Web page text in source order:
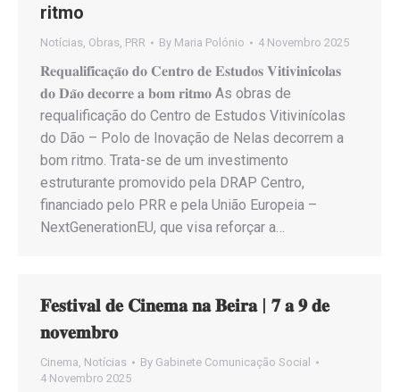
ritmo
Notícias, Obras, PRR By Maria Polónio 4 Novembro 2025
𝐑𝐞𝐪𝐮𝐚𝐥𝐢𝐟𝐢𝐜𝐚𝐜̧𝐚̃𝐨 𝐝𝐨 𝐂𝐞𝐧𝐭𝐫𝐨 𝐝𝐞 𝐄𝐬𝐭𝐮𝐝𝐨𝐬 𝐕𝐢𝐭𝐢𝐯𝐢𝐧𝐢́𝐜𝐨𝐥𝐚𝐬
𝐝𝐨 𝐃𝐚̃𝐨 𝐝𝐞𝐜𝐨𝐫𝐫𝐞 𝐚 𝐛𝐨𝐦 𝐫𝐢𝐭𝐦𝐨 As obras de
requalificação do Centro de Estudos Vitivinícolas
do Dão – Polo de Inovação de Nelas decorrem a
bom ritmo. Trata-se de um investimento
estruturante promovido pela DRAP Centro,
financiado pelo PRR e pela União Europeia –
NextGenerationEU, que visa reforçar a…
𝐅𝐞𝐬𝐭𝐢𝐯𝐚𝐥 𝐝𝐞 𝐂𝐢𝐧𝐞𝐦𝐚 𝐧𝐚 𝐁𝐞𝐢𝐫𝐚 | 𝟕 𝐚 𝟗 𝐝𝐞
𝐧𝐨𝐯𝐞𝐦𝐛𝐫𝐨
Cinema, Notícias By Gabinete Comunicação Social
4 Novembro 2025